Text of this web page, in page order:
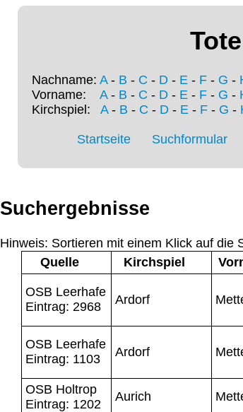
Nachname: A- B - C - D - E - F - G -
Vorname: A- B - C - D - E - F - G -
Kirchspiel: A- B - C - D- E- F- G -
Startseite Suchformular
Suchergebnisse
Hinweis: Sortieren mit einem Klick auf die
Quelle
Kirchspiel
OSB Leerhafe
Eintrag: 2968
Ardorf
OSB Leerhafe
Eintrag: 1103
Ardorf
OSB Holtrop
Eintrag: 1202
Aurich